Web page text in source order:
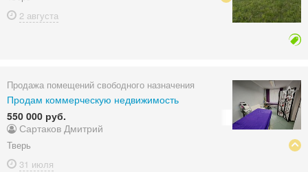
2 августа
Продажа помещений свободного назначения
Продам коммерческую недвижимость
550 000 руб.
Сартаков Дмитрий
Тверь
31 июля